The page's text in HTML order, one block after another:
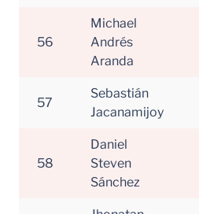
56
Michael
Andrés
Aranda
57
Sebastián
Jacanamijoy
58
Daniel
Steven
Sánchez